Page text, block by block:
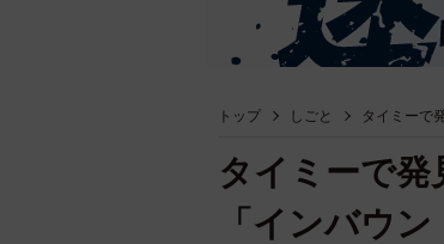
トップ しごと タイミーで
タイミーで発
「インバウ